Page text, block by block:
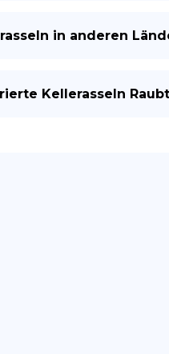
in anderen
Kellerasseln